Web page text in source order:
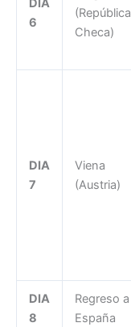
DIA
6
(República
Checa)
DIA
7
Viena
(Austria)
DIA
8
Regreso a
España